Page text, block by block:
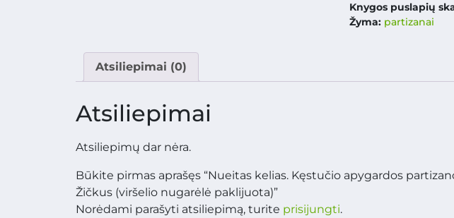
Knygos puslapių
Žyma: partizanai
Atsiliepimai (0)
Atsiliepimai
Atsiliepimų dar nėra.
Būkite pirmas aprašęs “Nueitas kelias. Kęstučio apygardos
Žičkus (viršelio nugarėlė paklijuota)”
Norėdami parašyti atsiliepimą, turite prisijungti.